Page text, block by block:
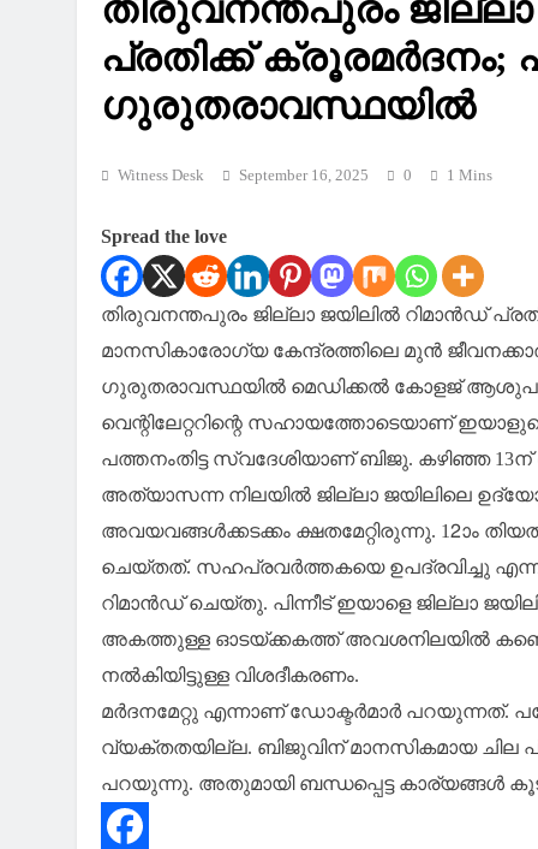
തിരുവനന്തപുരം
പ്രതിക്ക് ക്രൂരമര്‍ദനം;
ഗുരുതരാവസ്ഥയില്‍
Witness Desk September 16, 2025 0 1 Mins
Spread the love
തിരുവനന്തപുരം ജില്ലാ ജയിലില്‍ റിമാന്‍ഡ്
മാനസികാരോഗ്യ കേന്ദ്രത്തിലെ മുന്‍
ഗുരുതരാവസ്ഥയില്‍ മെഡിക്കല്‍ കോളജ്
വെന്റിലേറ്ററിന്റെ സഹായത്തോടെയാണ്
പത്തനംതിട്ട സ്വദേശിയാണ് ബിജു. കഴിഞ്ഞ
അത്യാസന്ന നിലയില്‍ ജില്ലാ ജയിലിലെ
അവയവങ്ങള്‍ക്കടക്കം ക്ഷതമേറ്റിരുന്നു. 12ാം
ചെയ്തത്. സഹപ്രവര്‍ത്തകയെ ഉപദ്രവിച്ചു എന്ന
റിമാന്‍ഡ് ചെയ്തു. പിന്നീട് ഇയാളെ ജില്ലാ
അകത്തുള്ള ഓടയ്ക്കകത്ത് അവശനിലയില്‍
നല്‍കിയിട്ടുള്ള വിശദീകരണം.
മര്‍ദനമേറ്റു എന്നാണ് ഡോക്ടര്‍മാര്‍ പറയുന്നത്.
വ്യക്തതയില്ല. ബിജുവിന് മാനസികമായ ചില
പറയുന്നു. അതുമായി ബന്ധപ്പെട്ട കാര്യങ്ങള്‍